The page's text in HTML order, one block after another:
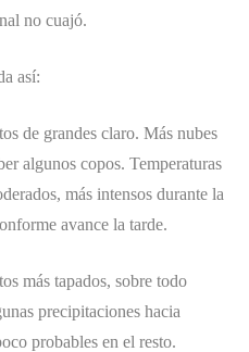
no cuajó.
así:
de grandes claro. Más nubes
algunos copos. Temperaturas
más intensos durante la
avance la tarde.
más tapados, sobre todo
precipitaciones hacia
probables en el resto.